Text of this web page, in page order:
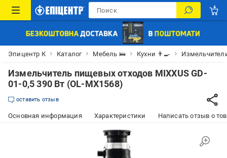
Эпицентр К Каталог Мебель 🛌 Кухни 👨‍🍳
Измельчитель пищевых отходов MIXXUS GD-
01-0,5 390 Вт (OL-MX1568)
оставить отзыв
Основная информация Характеристики Написать отзыв о